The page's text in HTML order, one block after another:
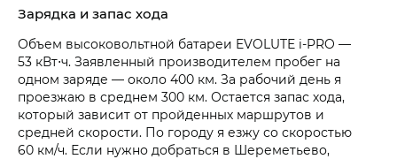
Зарядка и запас хода
Объем высоковольтной батареи EVOLUTE i‑PRO —
53 кВт⋅ч. Заявленный производителем пробег на
одном заряде — около 400 км. За рабочий день я
проезжаю в среднем 300 км. Остается запас хода,
который зависит от пройденных маршрутов и
средней скорости. По городу я езжу со скоростью
60 км/ч. Если нужно добраться в Шереметьево,